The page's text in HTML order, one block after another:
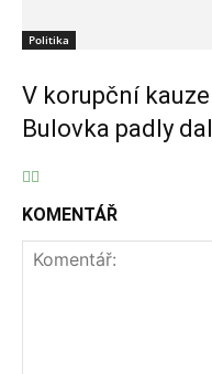
Politika
V korupční
Bulovka padly
KOMENTÁŘ